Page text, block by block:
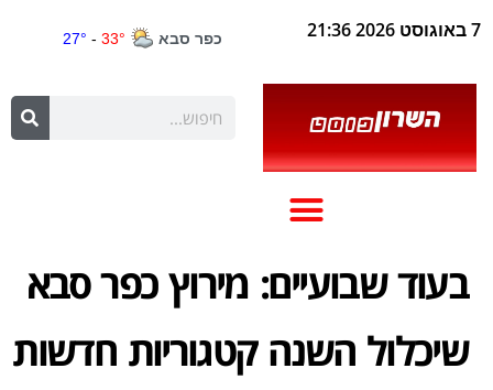
7 באוגוסט 2026 21:36
בעוד שבועיים: מירוץ כפר סבא
שיכלול השנה קטגוריות חדשות